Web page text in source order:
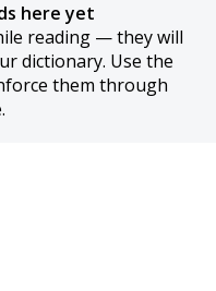
here yet
reading — they will
dictionary. Use the
them through